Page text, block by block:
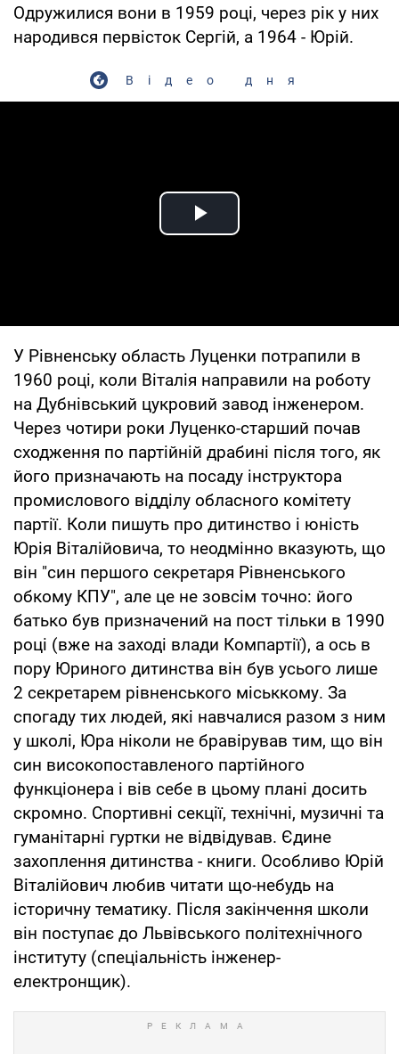
Одружилися вони в 1959 році, через рік у них
народився первісток Сергій, а 1964 - Юрій.
Відео дня
Play Video
У Рівненську область Луценки потрапили в
1960 році, коли Віталія направили на роботу
на Дубнівський цукровий завод інженером.
Через чотири роки Луценко-старший почав
сходження по партійній драбині після того, як
його призначають на посаду інструктора
промислового відділу обласного комітету
партії. Коли пишуть про дитинство і юність
Юрія Віталійовича, то неодмінно вказують, що
він "син першого секретаря Рівненського
обкому КПУ", але це не зовсім точно: його
батько був призначений на пост тільки в 1990
році (вже на заході влади Компартії), а ось в
пору Юриного дитинства він був усього лише
2 секретарем рівненського міськкому. За
спогаду тих людей, які навчалися разом з ним
у школі, Юра ніколи не бравірував тим, що він
син високопоставленого партійного
функціонера і вів себе в цьому плані досить
скромно. Спортивні секції, технічні, музичні та
гуманітарні гуртки не відвідував. Єдине
захоплення дитинства - книги. Особливо Юрій
Віталійович любив читати що-небудь на
історичну тематику. Після закінчення школи
він поступає до Львівського політехнічного
інституту (спеціальність інженер-
електронщик).